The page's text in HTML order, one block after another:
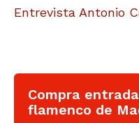
Entrevista Antonio
Compra
flamenco de